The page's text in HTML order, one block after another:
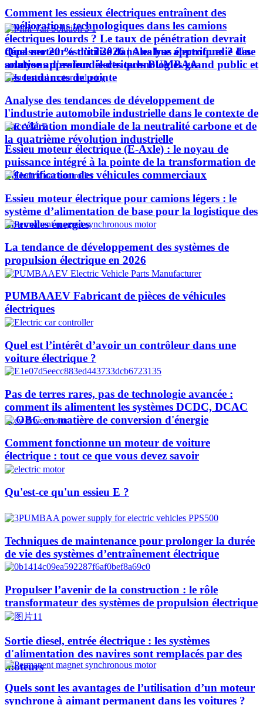
Comment les essieux électriques entraînent des
améliorations technologiques dans les camions
électriques lourds ? Le taux de pénétration devrait
dépasser 20 % d’ici 2026 | Analyse approfondie des
solutions d'essieux électriques PUMBAA
Quel moteur est utilisé dans les bus électriques ? Une
analyse approfondie des technologies grand public et
des tendances de pointe
Analyse des tendances de développement de
l'industrie automobile industrielle dans le contexte de
l'accélération mondiale de la neutralité carbone et de
la quatrième révolution industrielle
Essieu moteur électrique (E-Axle) : le noyau de
puissance intégré à la pointe de la transformation de
l’électrification des véhicules commerciaux
Essieu moteur électrique pour camions légers : le
système d’alimentation de base pour la logistique des
nouvelles énergies
La tendance de développement des systèmes de
propulsion électrique en 2026
PUMBAAEV Fabricant de pièces de véhicules
électriques
Quel est l’intérêt d’avoir un contrôleur dans une
voiture électrique ?
Pas de terres rares, pas de technologie avancée :
comment ils alimentent les systèmes DCDC, DCAC
et OBC en matière de conversion d'énergie
Comment fonctionne un moteur de voiture
électrique : tout ce que vous devez savoir
Qu'est-ce qu'un essieu E ?
Techniques de maintenance pour prolonger la durée
de vie des systèmes d’entraînement électrique
Propulser l’avenir de la construction : le rôle
transformateur des systèmes de propulsion électrique
Sortie diesel, entrée électrique : les systèmes
d'alimentation des navires sont remplacés par des
moteurs
Quels sont les avantages de l’utilisation d’un moteur
synchrone à aimant permanent dans les voitures ?